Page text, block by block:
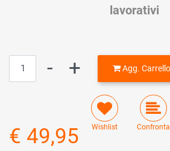
lavorativi
Quantità Agg. Carrello
Wishlist Confronta
€ 49,95